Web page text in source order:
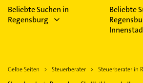
Beliebte Suchen in
Regensburg
Beliebte
Gelbe Seiten Steuerberater
Steuerberater in